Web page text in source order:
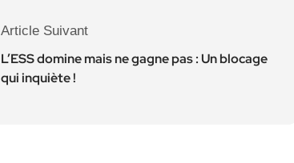
Article Suivant
L’ESS domine mais ne gagne pas : Un blocage
qui inquiète !